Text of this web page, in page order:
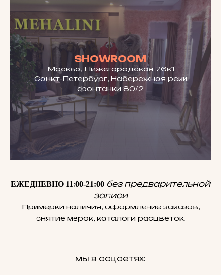
SHOWROOM
Москва, Нижегородская 76к1
Санкт-Петербург, Набережная реки
фонтанки 80/2
ЕЖЕДНЕВНО 11:00-21:00 без предварительной
записи
Примерки наличия, оформление заказов,
снятие мерок, каталоги расцветок.
мы в соцсетях: